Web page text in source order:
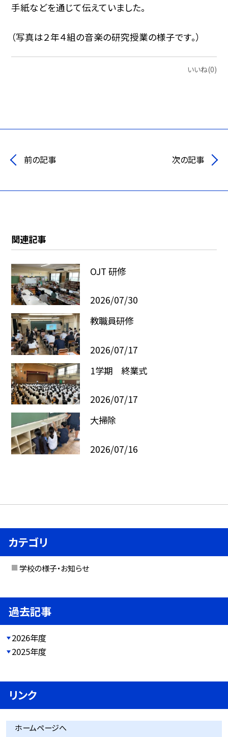
手紙などを通じて伝えていました。
（写真は２年４組の音楽の研究授業の様子です。）
いいね(0)
前の記事 次の記事
関連記事
OJT 研修
2026/07/30
教職員研修
2026/07/17
1学期 終業式
2026/07/17
大掃除
2026/07/16
カテゴリ
学校の様子・お知らせ
過去記事
2026年度
2025年度
リンク
ホームページへ